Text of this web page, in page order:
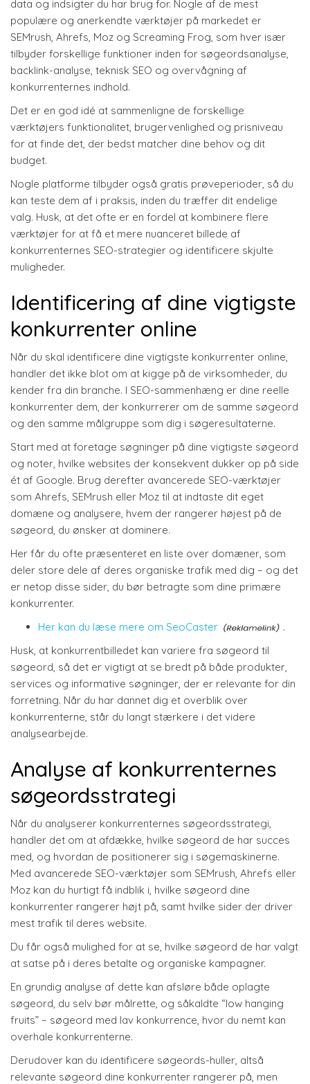
data og indsigter du har brug for. Nogle af de mest
populære og anerkendte værktøjer på markedet er
SEMrush, Ahrefs, Moz og Screaming Frog, som hver især
tilbyder forskellige funktioner inden for søgeordsanalyse,
backlink-analyse, teknisk SEO og overvågning af
konkurrenternes indhold.
Det er en god idé at sammenligne de forskellige
værktøjers funktionalitet, brugervenlighed og prisniveau
for at finde det, der bedst matcher dine behov og dit
budget.
Nogle platforme tilbyder også gratis prøveperioder, så du
kan teste dem af i praksis, inden du træffer dit endelige
valg. Husk, at det ofte er en fordel at kombinere flere
værktøjer for at få et mere nuanceret billede af
konkurrenternes SEO-strategier og identificere skjulte
muligheder.
Identificering af dine vigtigste
konkurrenter online
Når du skal identificere dine vigtigste konkurrenter online,
handler det ikke blot om at kigge på de virksomheder, du
kender fra din branche. I SEO-sammenhæng er dine reelle
konkurrenter dem, der konkurrerer om de samme søgeord
og den samme målgruppe som dig i søgeresultaterne.
Start med at foretage søgninger på dine vigtigste søgeord
og noter, hvilke websites der konsekvent dukker op på side
ét af Google. Brug derefter avancerede SEO-værktøjer
som Ahrefs, SEMrush eller Moz til at indtaste dit eget
domæne og analysere, hvem der rangerer højest på de
søgeord, du ønsker at dominere.
Her får du ofte præsenteret en liste over domæner, som
deler store dele af deres organiske trafik med dig – og det
er netop disse sider, du bør betragte som dine primære
konkurrenter.
Her kan du læse mere om SeoCaster
.
Husk, at konkurrentbilledet kan variere fra søgeord til
søgeord, så det er vigtigt at se bredt på både produkter,
services og informative søgninger, der er relevante for din
forretning. Når du har dannet dig et overblik over
konkurrenterne, står du langt stærkere i det videre
analysearbejde.
Analyse af konkurrenternes
søgeordsstrategi
Når du analyserer konkurrenternes søgeordsstrategi,
handler det om at afdække, hvilke søgeord de har succes
med, og hvordan de positionerer sig i søgemaskinerne.
Med avancerede SEO-værktøjer som SEMrush, Ahrefs eller
Moz kan du hurtigt få indblik i, hvilke søgeord dine
konkurrenter rangerer højt på, samt hvilke sider der driver
mest trafik til deres website.
Du får også mulighed for at se, hvilke søgeord de har valgt
at satse på i deres betalte og organiske kampagner.
En grundig analyse af dette kan afsløre både oplagte
søgeord, du selv bør målrette, og såkaldte “low hanging
fruits” – søgeord med lav konkurrence, hvor du nemt kan
overhale konkurrenterne.
Derudover kan du identificere søgeords-huller, altså
relevante søgeord dine konkurrenter rangerer på, men